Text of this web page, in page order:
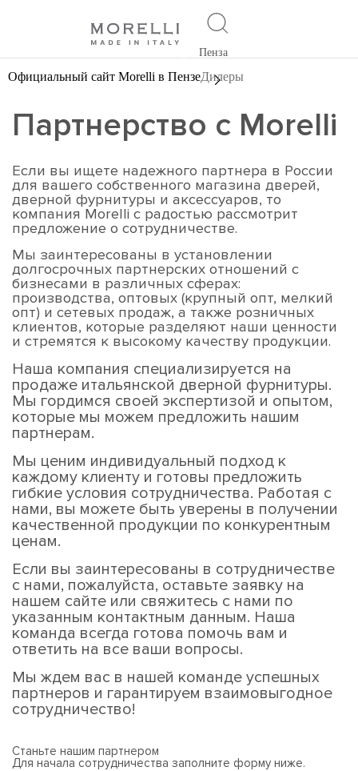
Пенза
Официальный сайт Morelli в ПензеДилеры
Партнерство с Morelli
Если вы ищете надежного партнера в России
для вашего собственного магазина дверей,
дверной фурнитуры и аксессуаров, то
компания Morelli с радостью рассмотрит
предложение о сотрудничестве.
Мы заинтересованы в установлении
долгосрочных партнерских отношений с
бизнесами в различных сферах:
производства, оптовых (крупный опт, мелкий
опт) и сетевых продаж, а также розничных
клиентов, которые разделяют наши ценности
и стремятся к высокому качеству продукции.
Наша компания специализируется на
продаже итальянской дверной фурнитуры.
Мы гордимся своей экспертизой и опытом,
которые мы можем предложить нашим
партнерам.
Мы ценим индивидуальный подход к
каждому клиенту и готовы предложить
гибкие условия сотрудничества. Работая с
нами, вы можете быть уверены в получении
качественной продукции по конкурентным
ценам.
Если вы заинтересованы в сотрудничестве
с нами, пожалуйста, оставьте заявку на
нашем сайте или свяжитесь с нами по
указанным контактным данным. Наша
команда всегда готова помочь вам и
ответить на все ваши вопросы.
Мы ждем вас в нашей команде успешных
партнеров и гарантируем взаимовыгодное
сотрудничество!
Станьте нашим партнером
Для начала сотрудничества заполните форму ниже.